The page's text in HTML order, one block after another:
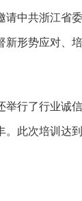
请中共浙江省
新形势应对、
举行了行业诚
。此次培训达